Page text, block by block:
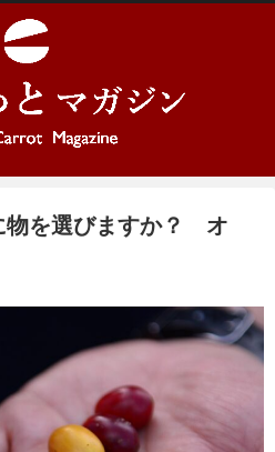
物を選びますか？ オ